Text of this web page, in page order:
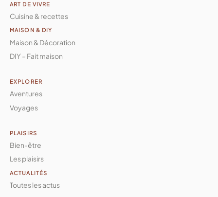
ART DE VIVRE
Cuisine & recettes
MAISON & DIY
Maison & Décoration
DIY – Fait maison
EXPLORER
Aventures
Voyages
PLAISIRS
Bien-être
Les plaisirs
ACTUALITÉS
Toutes les actus